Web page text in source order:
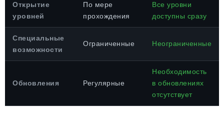
Открытие
уровней
По мере
прохождения
Все уровни
доступны сразу
Специальные
возможности
Ограниченные Неограниченные
Обновления Регулярные
Необходимость
в обновлениях
отсутствует